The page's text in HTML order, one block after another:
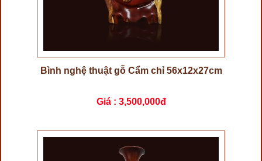
Bình nghệ thuật gỗ Cẩm chỉ 56x12x27cm
Giá : 3,500,000đ